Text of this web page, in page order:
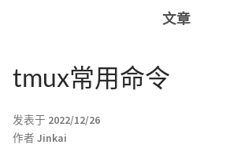
文章
tmux常用命令
发表于 2022/12/26
作者 Jinkai